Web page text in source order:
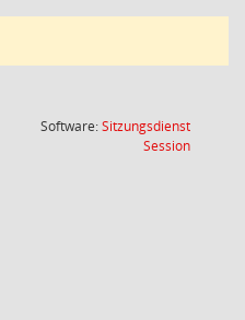
Software:Sitzungsdienst
Session(Wird in